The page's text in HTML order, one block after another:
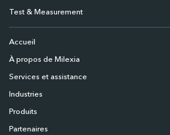
Test & Measurement
Accueil
À propos de Milexia
Services et assistance
Industries
Produits
Partenaires